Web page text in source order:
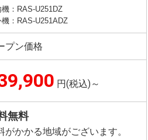
機：RAS-U251DZ
機：RAS-U251ADZ
プン価格
円(税込)～
無料
がかかる地域がございます。